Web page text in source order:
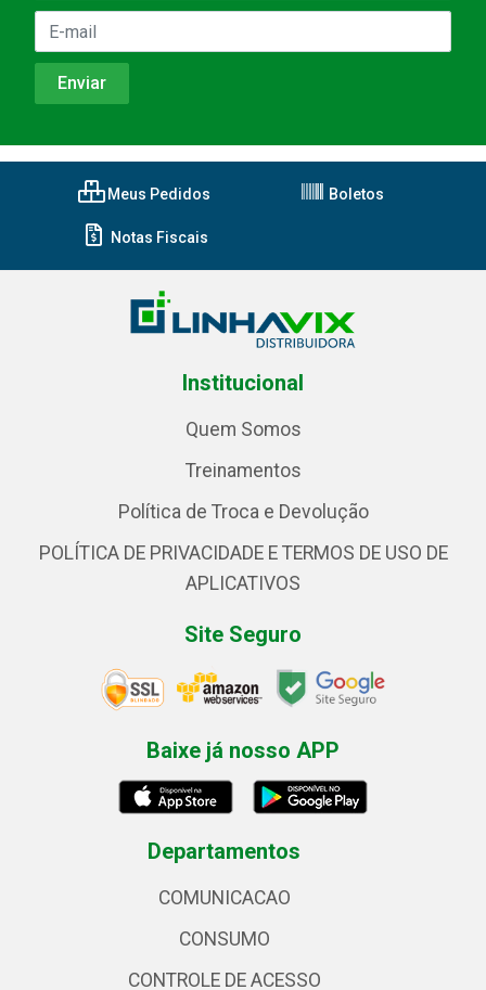
Meus Pedidos Boletos
Notas Fiscais
Institucional
Quem Somos
Treinamentos
Política de Troca e Devolução
POLÍTICA DE PRIVACIDADE E TERMOS DE USO DE
APLICATIVOS
Site Seguro
Baixe já nosso APP
Departamentos
COMUNICACAO
CONSUMO
CONTROLE DE ACESSO